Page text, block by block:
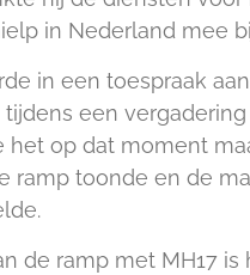
in Nederland mee
in een toespraak
tijdens een
het op dat moment
ramp toonde en de
de ramp met MH17